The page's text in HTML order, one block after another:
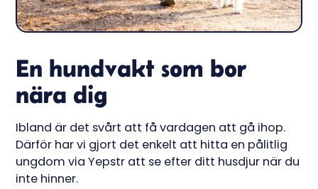
En hundvakt som bor
nära dig
Ibland är det svårt att få vardagen att gå ihop.
Därför har vi gjort det enkelt att hitta en pålitlig
ungdom via Yepstr att se efter ditt husdjur när du
inte hinner.